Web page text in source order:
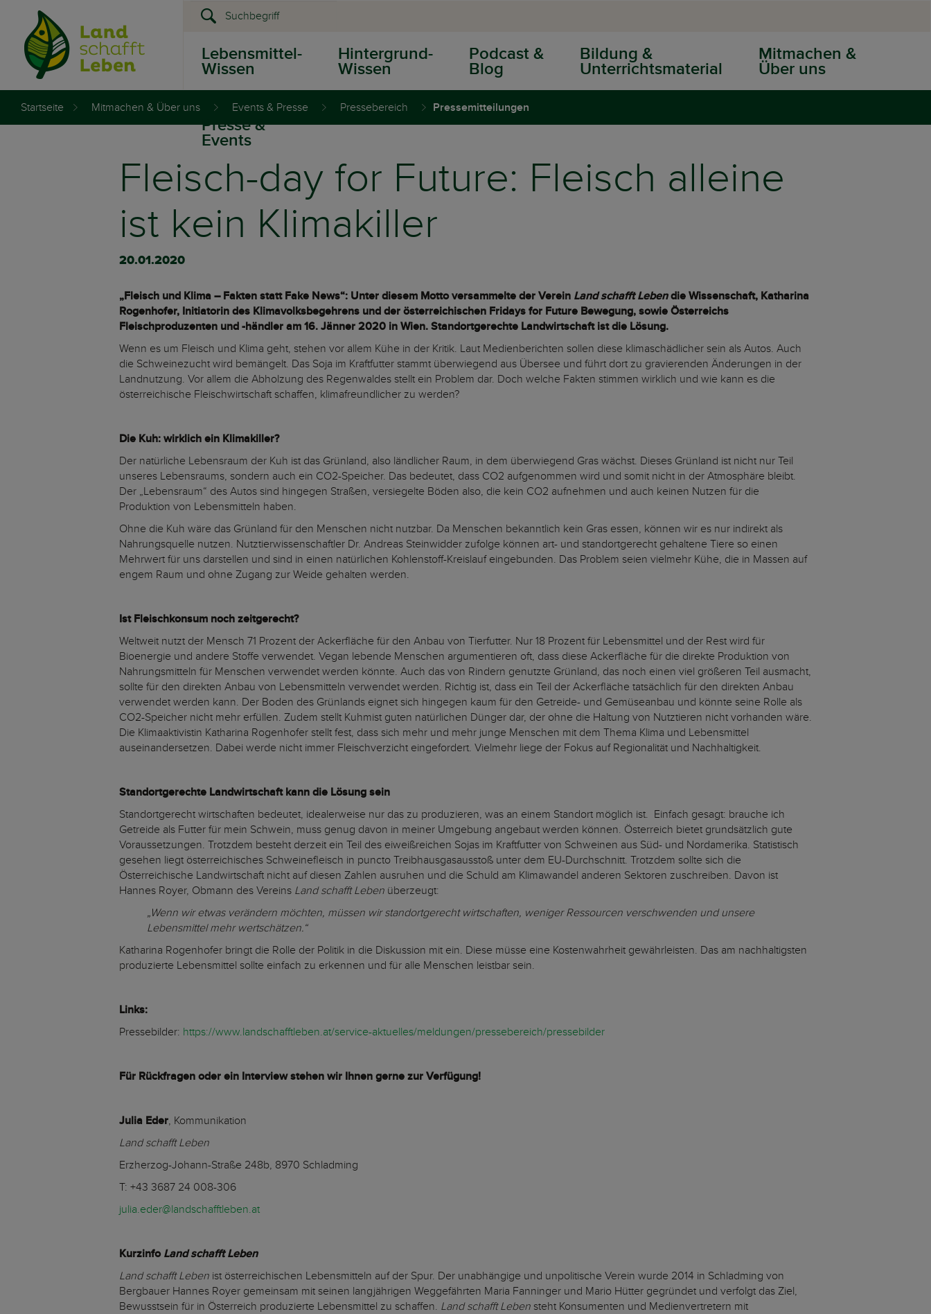
Lebensmittel-
Wissen
Hintergrund-
Wissen
Podcast &
Blog
Bildung &
Unterrichtsmaterial
Mitmachen &
Über uns
Presse &
Events
Startseite Mitmachen & Über uns Events & Presse Pressebereich Pressemitteilungen
Fleisch-day for Future: Fleisch alleine
ist kein Klimakiller
20.01.2020
„Fleisch und Klima – Fakten statt Fake News“: Unter diesem Motto versammelte der Verein Land schafft Lebendie Wissenschaft, Katharina
Rogenhofer, Initiatorin des Klimavolksbegehrens und der österreichischen Fridays for Future Bewegung, sowie Österreichs
Fleischproduzenten und -händler am 16. Jänner 2020 in Wien. Standortgerechte Landwirtschaft ist die Lösung.
Wenn es um Fleisch und Klima geht, stehen vor allem Kühe in der Kritik. Laut Medienberichten sollen diese klimaschädlicher sein als Autos. Auch
die Schweinezucht wird bemängelt. Das Soja im Kraftfutter stammt überwiegend aus Übersee und führt dort zu gravierenden Änderungen in der
Landnutzung. Vor allem die Abholzung des Regenwaldes stellt ein Problem dar. Doch welche Fakten stimmen wirklich und wie kann es die
österreichische Fleischwirtschaft schaffen, klimafreundlicher zu werden?
Die Kuh: wirklich ein Klimakiller?
Der natürliche Lebensraum der Kuh ist das Grünland, also ländlicher Raum, in dem überwiegend Gras wächst. Dieses Grünland ist nicht nur Teil
unseres Lebensraums, sondern auch ein CO2-Speicher. Das bedeutet, dass CO2 aufgenommen wird und somit nicht in der Atmosphäre bleibt.
Der „Lebensraum“ des Autos sind hingegen Straßen, versiegelte Böden also, die kein CO2 aufnehmen und auch keinen Nutzen für die
Produktion von Lebensmitteln haben.
Ohne die Kuh wäre das Grünland für den Menschen nicht nutzbar. Da Menschen bekanntlich kein Gras essen, können wir es nur indirekt als
Nahrungsquelle nutzen. Nutztierwissenschaftler Dr. Andreas Steinwidder zufolge können art- und standortgerecht gehaltene Tiere so einen
Mehrwert für uns darstellen und sind in einen natürlichen Kohlenstoff-Kreislauf eingebunden. Das Problem seien vielmehr Kühe, die in Massen auf
engem Raum und ohne Zugang zur Weide gehalten werden.
Ist Fleischkonsum noch zeitgerecht?
Weltweit nutzt der Mensch 71 Prozent der Ackerfläche für den Anbau von Tierfutter. Nur 18 Prozent für Lebensmittel und der Rest wird für
Bioenergie und andere Stoffe verwendet. Vegan lebende Menschen argumentieren oft, dass diese Ackerfläche für die direkte Produktion von
Nahrungsmitteln für Menschen verwendet werden könnte. Auch das von Rindern genutzte Grünland, das noch einen viel größeren Teil ausmacht,
sollte für den direkten Anbau von Lebensmitteln verwendet werden. Richtig ist, dass ein Teil der Ackerfläche tatsächlich für den direkten Anbau
verwendet werden kann. Der Boden des Grünlands eignet sich hingegen kaum für den Getreide- und Gemüseanbau und könnte seine Rolle als
CO2-Speicher nicht mehr erfüllen. Zudem stellt Kuhmist guten natürlichen Dünger dar, der ohne die Haltung von Nutztieren nicht vorhanden wäre.
Die Klimaaktivistin Katharina Rogenhofer stellt fest, dass sich mehr und mehr junge Menschen mit dem Thema Klima und Lebensmittel
auseinandersetzen. Dabei werde nicht immer Fleischverzicht eingefordert. Vielmehr liege der Fokus auf Regionalität und Nachhaltigkeit.
Standortgerechte Landwirtschaft kann die Lösung sein
Standortgerecht wirtschaften bedeutet, idealerweise nur das zu produzieren, was an einem Standort möglich ist. Einfach gesagt: brauche ich
Getreide als Futter für mein Schwein, muss genug davon in meiner Umgebung angebaut werden können. Österreich bietet grundsätzlich gute
Voraussetzungen. Trotzdem besteht derzeit ein Teil des eiweißreichen Sojas im Kraftfutter von Schweinen aus Süd- und Nordamerika. Statistisch
gesehen liegt österreichisches Schweinefleisch in puncto Treibhausgasausstoß unter dem EU-Durchschnitt. Trotzdem sollte sich die
Österreichische Landwirtschaft nicht auf diesen Zahlen ausruhen und die Schuld am Klimawandel anderen Sektoren zuschreiben. Davon ist
Hannes Royer, Obmann des Vereins Land schafft Leben überzeugt:
„Wenn wir etwas verändern möchten, müssen wir standortgerecht wirtschaften, weniger Ressourcen verschwenden und unsere
Lebensmittel mehr wertschätzen.“
Katharina Rogenhofer bringt die Rolle der Politik in die Diskussion mit ein. Diese müsse eine Kostenwahrheit gewährleisten. Das am nachhaltigsten
produzierte Lebensmittel sollte einfach zu erkennen und für alle Menschen leistbar sein.
Links:
Pressebilder: https://www.landschafftleben.at/service-aktuelles/meldungen/pressebereich/pressebilder
Für Rückfragen oder ein Interview stehen wir Ihnen gerne zur Verfügung!
Julia Eder, Kommunikation
Land schafft Leben
Erzherzog-Johann-Straße 248b, 8970 Schladming
T: +43 3687 24 008-306
julia.eder@landschafftleben.at
Kurzinfo Land schafft Leben
Land schafft Leben ist österreichischen Lebensmitteln auf der Spur. Der unabhängige und unpolitische Verein wurde 2014 in Schladming von
Bergbauer Hannes Royer gemeinsam mit seinen langjährigen Weggefährten Maria Fanninger und Mario Hütter gegründet und verfolgt das Ziel,
Bewusstsein für in Österreich produzierte Lebensmittel zu schaffen. Land schafft Leben steht Konsumenten und Medienvertretern mit